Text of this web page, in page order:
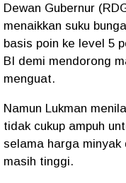
Dewan Gubernur
menaikkan suku
basis poin ke level 5
BI demi mendorong
menguat.
Namun Lukman
tidak cukup ampuh
selama harga
masih tinggi.